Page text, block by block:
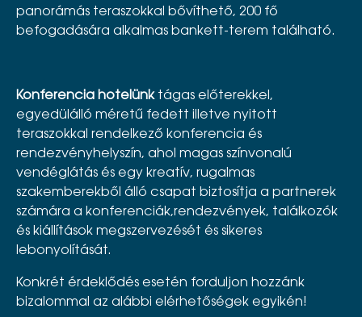
panorámás teraszokkal bővíthető, 200 fő
befogadására alkalmas bankett-terem található.
Konferencia hotelünktágas előterekkel,
egyedülálló méretű fedett illetve nyitott
teraszokkal rendelkező konferencia és
rendezvényhelyszín, ahol magas színvonalú
vendéglátás és egy kreatív, rugalmas
szakemberekből álló csapat biztosítja a partnerek
számára a konferenciák,rendezvények, találkozók
és kiállítások megszervezését és sikeres
lebonyolítását.
Konkrét érdeklődés esetén forduljon hozzánk
bizalommal az alábbi elérhetőségek egyikén!